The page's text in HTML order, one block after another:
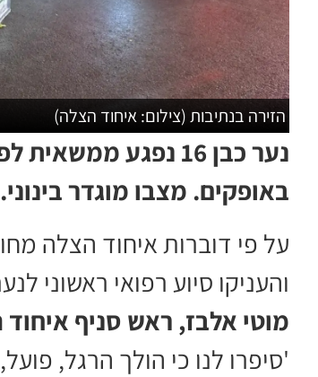
הזירה בנתיבות (צילום: איחוד הצלה)
נער כבן 16 נפגע
באופקים. מצבו מוגדר בינוני.
על פי דוברות איחוד הצלה
והעניקו סיוע רפואי ראשוני
מוטי אלבז, ראש סניף
'סיפרו לנו כי הולך הרגל,